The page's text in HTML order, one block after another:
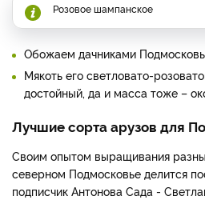
Розовое шампанское
Обожаем дачниками
Мякоть его светловато-
достойный, да и масса тоже –
Лучшие сорта арузов для
Своим опытом выращивания
северном Подмосковье делится
подписчик Антонова Сада -